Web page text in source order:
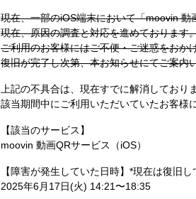
現在、一部のiOS端末において「moovin
現在、原因の調査と対応を進めております
ご利用のお客様にはご不便・ご迷惑をおか
復旧が完了し次第、本お知らせにてご案内
上記の不具合は、現在すでに解消しており
該当期間中にご利用いただいていたお客様
【該当のサービス】
moovin 動画QRサービス（iOS）
【障害が発生していた日時】*現在は復旧し
2025年6月17日(火) 14:21〜18:35